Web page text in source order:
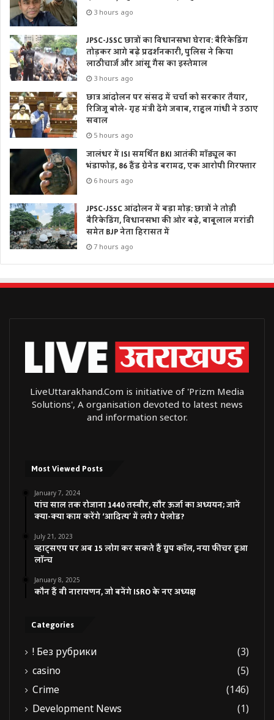
3 hours ago
JPSC-JSSC छात्रों का विधानसभा घेराव: बैरिकेडिंग
तोड़कर आगे बढ़े प्रदर्शनकारी, पुलिस ने किया
लाठीचार्ज और आंसू गैस का इस्तेमाल
3 hours ago
छात्र आंदोलन पर संसद में चर्चा को सरकार तैयार,
रिजिजू बोले- गृह मंत्री देंगे जवाब, राहुल गांधी ने उठाए
सवाल
5 hours ago
जालंधर में ISI समर्थित BKI आतंकी मॉड्यूल का
भंडाफोड़, 86 हैंड ग्रेनेड बरामद, एक आरोपी गिरफ्तार
6 hours ago
JPSC-JSSC आंदोलन में बड़ा मोड़: छात्रों ने तोड़ी
बैरिकेडिंग, विधानसभा की ओर बढ़े, बाबूलाल मरांडी
समेत BJP नेता हिरासत में
7 hours ago
LiveUttarakhand.Com is initiative of 'Prizm Media
Solutions', A organisation devoted to latest news
and information sector.
Most Viewed Posts
January 7, 2024
पांच साल तक रोजाना 1440 तस्वीर, सौर ऊर्जा का अध्ययन; जानें
क्या-क्या काम करेंगे ‘आदित्य’ में लगे 7 पेलोड?
July 21, 2023
व्हाट्सएप पर अब 15 लोग कर सकते हैं ग्रुप कॉल, नया फीचर हुआ
लॉन्च
January 8, 2025
कौन हैं वी नारायणन, जो बनेंगे ISRO के नए अध्यक्ष
Categories
! Без рубрики
(3)
casino
(5)
Crime
(146)
Development News
(1)